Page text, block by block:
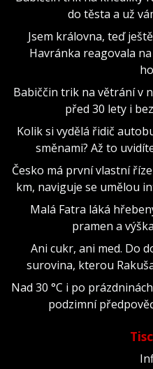
do těsta a už
Jsem královna, teď
Havránka reagovala
Babiččin trik na větrání v
před 30 lety i
Kolik si vydělá řidič
směnami? Až to
Česko má první vlastní
km, naviguje se umělou
Malá Fatra láká
pramen a
Ani cukr, ani med. Do
surovina, kterou
Nad 30 °C i po
podzimní